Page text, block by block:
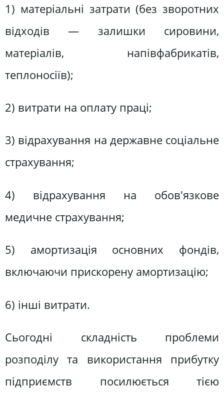
1) матеріальні затрати (без зворотних
відходів — залишки сировини,
матеріалів, напівфабрикатів,
теплоносіїв);
2) витрати на оплату праці;
3) відрахування на державне соціальне
страхування;
4) відрахування на обов'язкове
медичне страхування;
5) амортизація основних фондів,
включаючи прискорену амортизацію;
6) інші витрати.
Сьогодні складність проблеми
розподілу та використання прибутку
підприємств посилюється тією